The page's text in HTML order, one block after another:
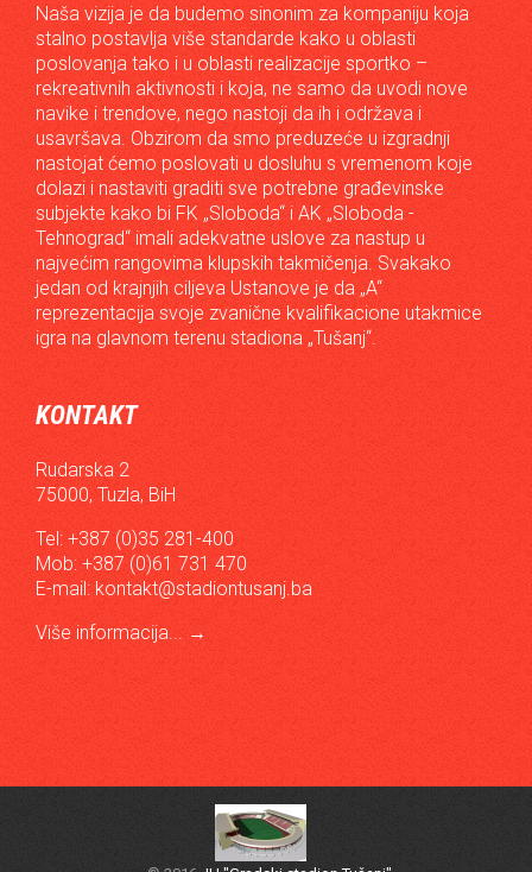
Naša vizija je da budemo sinonim za kompaniju koja
stalno postavlja više standarde kako u oblasti
poslovanja tako i u oblasti realizacije sportko –
rekreativnih aktivnosti i koja, ne samo da uvodi nove
navike i trendove, nego nastoji da ih i održava i
usavršava. Obzirom da smo preduzeće u izgradnji
nastojat ćemo poslovati u dosluhu s vremenom koje
dolazi i nastaviti graditi sve potrebne građevinske
subjekte kako bi FK „Sloboda“ i AK „Sloboda -
Tehnograd“ imali adekvatne uslove za nastup u
najvećim rangovima klupskih takmičenja. Svakako
jedan od krajnjih ciljeva Ustanove je da „A“
reprezentacija svoje zvanične kvalifikacione utakmice
igra na glavnom terenu stadiona „Tušanj“.
KONTAKT
Rudarska 2
75000, Tuzla, BiH
Tel: +387 (0)35 281-400
Mob: +387 (0)61 731 470
E-mail: kontakt@stadiontusanj.ba
Više informacija...
→